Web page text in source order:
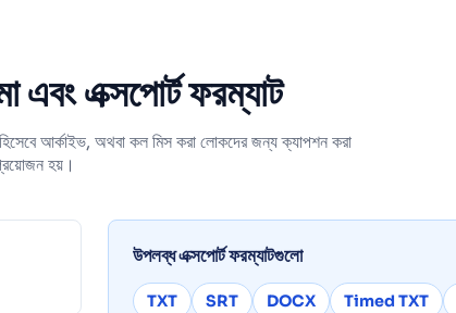
এবং এক্সপোর্ট ফরম্যাট
হিসেবে আর্কাইভ, অথবা কল মিস করা লোকদের জন্য ক্যাপশন করা
হয়।
উপলব্ধ এক্সপোর্ট ফরম্যাটগুলো
TXT SRT DOCX Timed TXT